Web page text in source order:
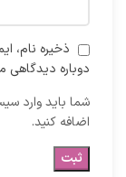
ذخیره نام،
دوباره دیدگاهی
شما باید وارد
اضافه کنید.